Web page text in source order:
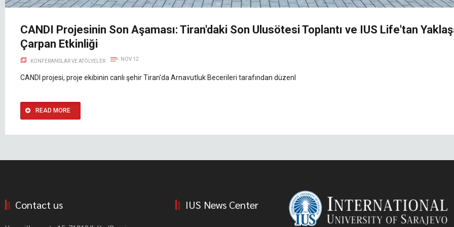
CANDI Projesinin Son Aşaması: Tiran'daki Son Ulusötesi Toplantı ve IUS Life'tan
Çarpan Etkinliği
KONFERANSLAR VE ATÖLYELER NOV 12
CANDI projesi, proje ekibinin canlı şehir Tiran'da Arnavutluk Becerileri tarafından düzenl
READ MORE
Contact us IUS News Center